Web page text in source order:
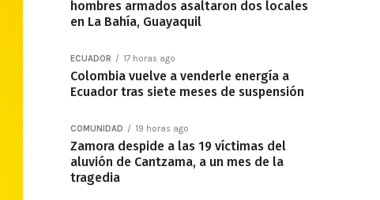
hombres armados asaltaron dos locales
en La Bahía, Guayaquil
ECUADOR 17 horas ago
Colombia vuelve a venderle energía a
Ecuador tras siete meses de suspensión
COMUNIDAD 19 horas ago
Zamora despide a las 19 víctimas del
aluvión de Cantzama, a un mes de la
tragedia